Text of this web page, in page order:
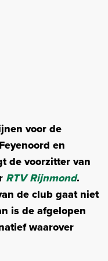
voor de
en
de voorzitter van
RTV Rijnmond.
de club gaat niet
is de afgelopen
waarover